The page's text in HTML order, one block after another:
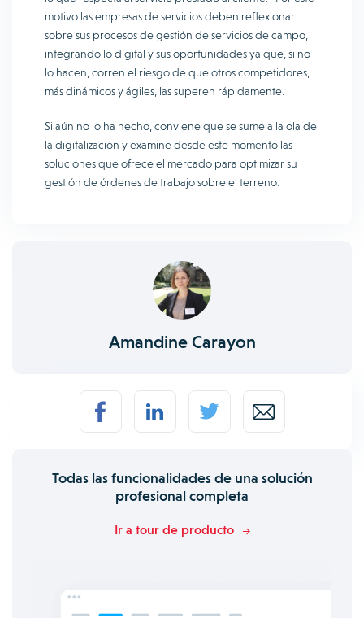
motivo las empresas de servicios deben reflexionar
sobre sus procesos de gestión de servicios de campo,
integrando lo digital y sus oportunidades ya que, si no
lo hacen, corren el riesgo de que otros competidores,
más dinámicos y ágiles, las superen rápidamente.
Si aún no lo ha hecho, conviene que se sume a la ola de
la digitalización y examine desde este momento las
soluciones que ofrece el mercado para optimizar su
gestión de órdenes de trabajo sobre el terreno.
Amandine Carayon
Todas las funcionalidades de una solución
profesional completa
Ir a tour de producto